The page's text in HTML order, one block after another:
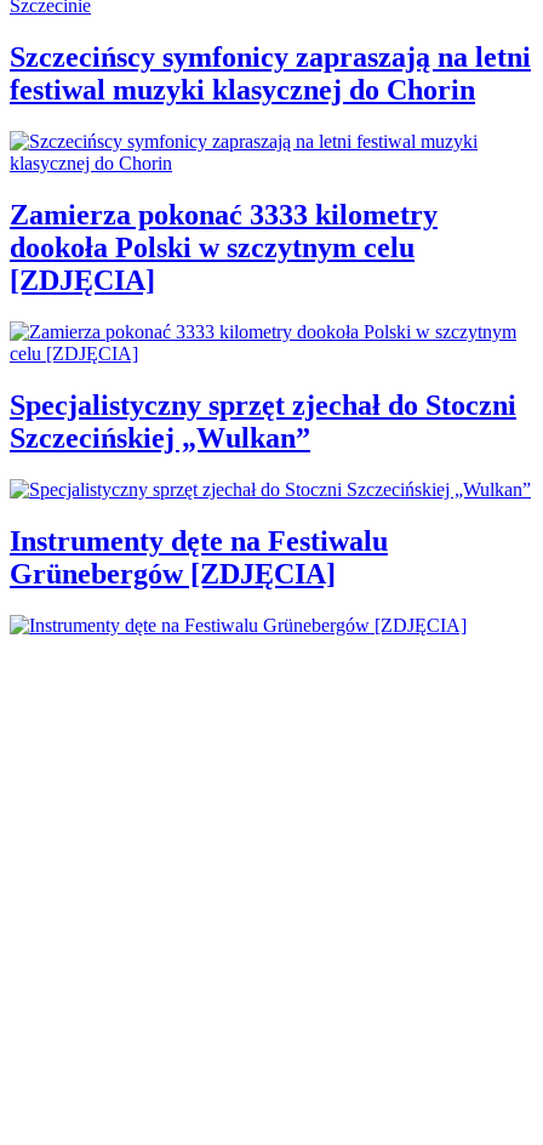
Szczecińscy symfonicy zapraszają na letni
festiwal muzyki klasycznej do Chorin
Zamierza pokonać 3333 kilometry
dookoła Polski w szczytnym celu
[ZDJĘCIA]
Specjalistyczny sprzęt zjechał do Stoczni
Szczecińskiej „Wulkan”
Instrumenty dęte na Festiwalu
Grünebergów [ZDJĘCIA]